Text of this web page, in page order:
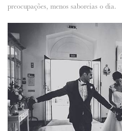
preocupações, menos saboreias o dia.